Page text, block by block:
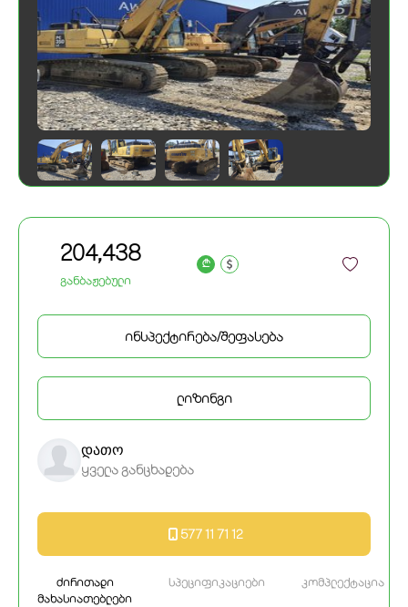
204,438
განბაჟებული
a
ძირითადი
მახასიათებლები
სპეციფიკაციები კომპლექტაცია
ინსპექტირება/შეფასება
ლიზინგი
დათო
ყველა განცხადება
577 11 71 12